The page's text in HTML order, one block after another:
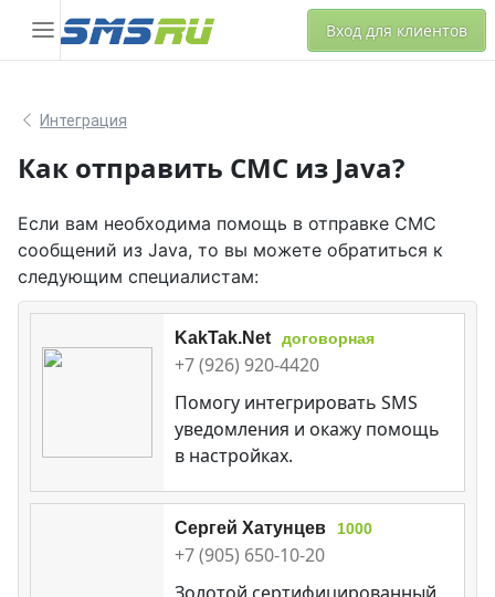
Вход для клиентов
Интеграция
Как отправить СМС из Java?
Если вам необходима помощь в отправке СМС
сообщений из Java, то вы можете обратиться к
следующим специалистам:
KakTak.Net договорная
+7 (926) 920-4420
Помогу интегрировать SMS
уведомления и окажу помощь
в настройках.
Сергей Хатунцев 1000
+7 (905) 650-10-20